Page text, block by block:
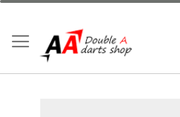
跳
內
容